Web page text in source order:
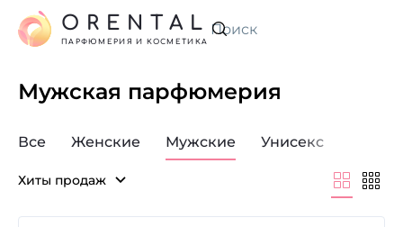
Искать
ORENTAL
ПАРФЮМЕРИЯ И КОСМЕТИКА
Мужская парфюмерия
Все Женские Мужские Унисекс
Хиты продаж